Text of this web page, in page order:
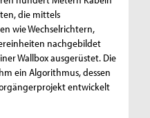
die mittels
wie Wechselrichtern,
nachgebildet
Wallbox ausgerüstet. Die
ein Algorithmus, dessen
entwickelt